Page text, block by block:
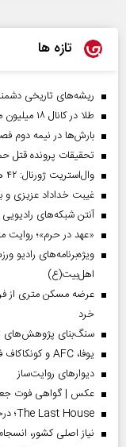
تازه ها
ریشه‌های تاریخی
طلا در کانال ۱۸ میلیون ماند؛ سکه امامی ۱۸۶ میلیون تومان شد
بارش‌ها در نیمه دوم
تحقیقات پرونده قتل
وال‌استریت ژورنال: ۴۲ هواپیمای نظامی آمریکا در حملات ایران آسیب دیدند
غیبت خداداد عزیزی و
آنتن شبکه‌های
«عهد در حرم»؛ روایت
ویژه‌برنامه‌های رادیو
اهل‌بیت(ع)
عرضه مسکن متری از
خرد
سنگ‌بنای پژوهش‌های
یوفا، AFC و کونکاکاف فیفا را به «تخلف اساسی از اعتماد» متهم کردند
دیوارهای روایت‌ساز
عکس | گواهی فوت
The Last House؛ درخشش ایده یا شکست در روایت؟
نیاز اصلی کشور،